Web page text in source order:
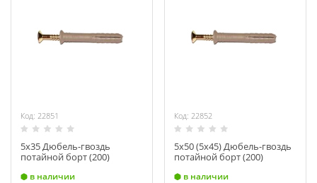
Код: 22851
5х35 Дюбель-гвоздь
потайной борт (200)
в наличии
Код: 22852
5х50 (5х45) Дюбель-гвоздь
потайной борт (200)
в наличии